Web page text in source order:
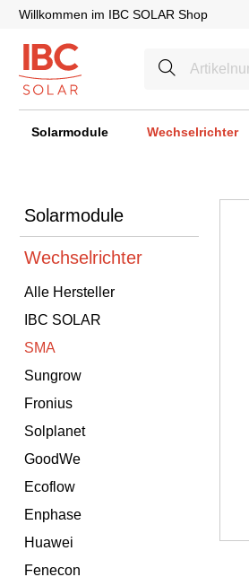
Willkommen im IBC SOLAR Shop
Solarmodule Wechselrichter
Solarmodule
Wechselrichter
Alle Hersteller
IBC SOLAR
SMA
Sungrow
Fronius
Solplanet
GoodWe
Ecoflow
Enphase
Huawei
Fenecon